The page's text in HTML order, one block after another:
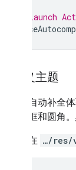
// Launch
自定义主题
实例化自动补全
距、边框和圆角
您可以在 …/res/